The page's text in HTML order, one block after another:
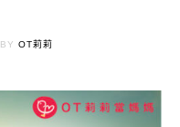
BY OT莉莉